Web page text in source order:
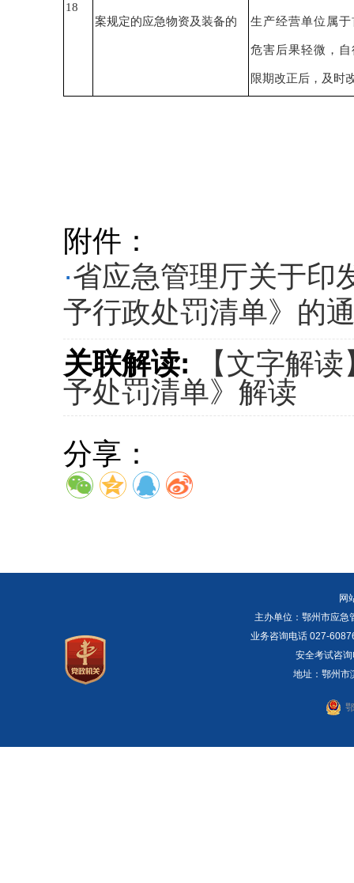
18
案规定的应急物资及装备的 生产经营单位 属于
危害后果轻微 ，
限期改正后， 及时
附件：
·省应急管理厅关于印
予行政处罚清单》的
关联解读:
【文字解
予处罚清单》解读
分享：
网
主办单位：鄂州市应
业务咨询电话 027-
安全考试咨
地址：鄂州市